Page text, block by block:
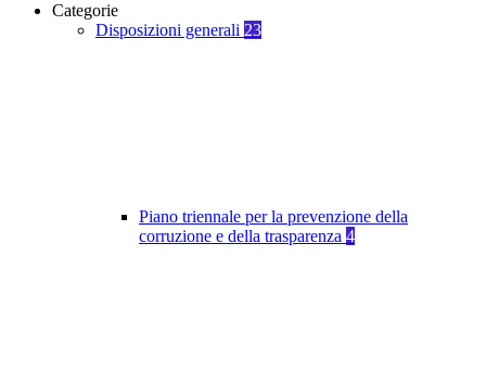
Categorie
Disposizioni generali 23
Piano triennale per la prevenzione della
corruzione e della trasparenza 4